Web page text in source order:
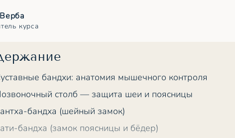
курса
бандхи: анатомия мышечного контроля
столб — защита шеи и поясницы
бандха (шейный замок)
бандха (замок поясницы и бёдер)